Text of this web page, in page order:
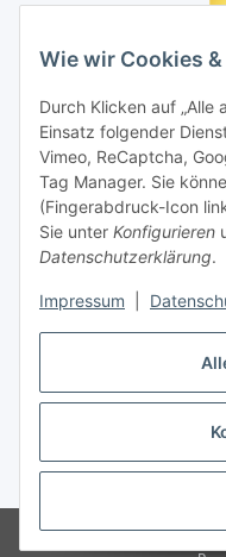
Wie wir Cookies
Durch Klicken auf „Alle
Einsatz folgender
Vimeo, ReCaptcha,
Tag Manager. Sie
(Fingerabdruck-Icon
Sie unter Konfigurieren
Datenschutzerklärung.
Impressum
* Alle Preise inkl. gesetzlicher
©